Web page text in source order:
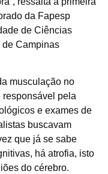
da Fapesp
de Ciências
Campinas
musculação no
responsável pela
e exames de
buscavam
que já se sabe
há atrofia, isto
do cérebro.